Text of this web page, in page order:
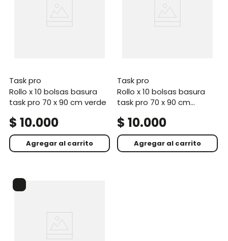
task pro
rollo x 10 bolsas basura
task pro 70 x 90 cm verde
$ 10.000
Agregar al carrito
task pro
rollo x 10 bolsas basura
task pro 70 x 90 cm
$ 10.000
Agregar al carrito